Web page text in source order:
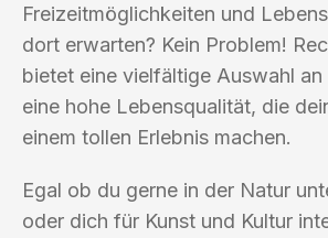
Freizeitmöglichkeiten und
dort erwarten? Kein Problem!
bietet eine vielfältige Auswahl
eine hohe Lebensqualität, die
einem tollen Erlebnis machen.
Egal ob du gerne in der Natur
oder dich für Kunst und Kultur